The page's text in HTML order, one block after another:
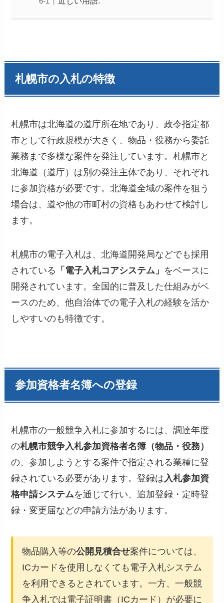
札幌市の入札の特徴
札幌市は北海道の道庁所在地であり、政令指定都
市として行政規模が大きく、物品・役務から委託
業務まで多様な案件を発注しています。札幌市と
北海道（道庁）は別の発注主体であり、それぞれ
に参加資格が必要です。北海道全域の案件を狙う
場合は、道や他の市町村の資格もあわせて検討し
ます。
札幌市の電子入札は、北海道開発局などでも採用
されている 「電子入札コアシステム」 をベースに
開発されています。全国的に普及した仕組みがベ
ースのため、他自治体での電子入札の経験を活か
しやすいのも特徴です。
参加資格者名簿への登録
札幌市の一般競争入札に参加するには、調達年度
の札幌市競争入札参加資格者名簿（物品・役務）
の、参加しようとする案件で指定される業種に登
録されている必要があります。登録は 入札参加資
格申請システムを通じて行い、追加登録・定時登
録・変更届などの申請方法があります。
物品購入等の公開見積合せ案件については、
ICカードを使用しなくても電子入札システム
を利用できるとされています。一方、一般競
争入札では電子証明書（ICカード）が必要に